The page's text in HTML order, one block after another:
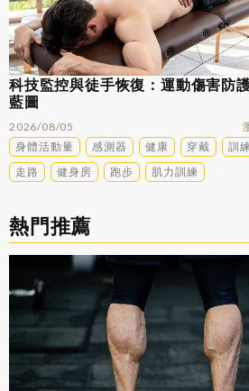
科技監控與徒手恢復：運動傷害防
藍圖
2026/08/05
身體活動量
感測器 健康 穿戴
訓練
走路
健身房 跑步 肌力訓練
熱門推薦